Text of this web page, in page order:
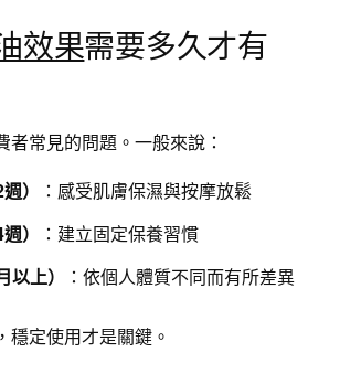
效果需要多久才有
者常見的問題。一般來說：
）
：感受肌膚保濕與按摩放鬆
）
：建立固定保養習慣
上）
：依個人體質不同而有所差異
穩定使用才是關鍵。